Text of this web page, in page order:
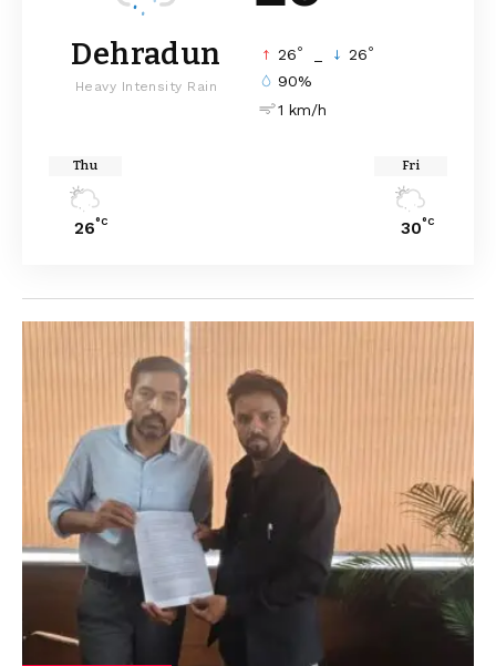
Dehradun
Heavy Intensity Rain
26° 26°
90%
1 km/h
Thu
26°C
Fri
30°C